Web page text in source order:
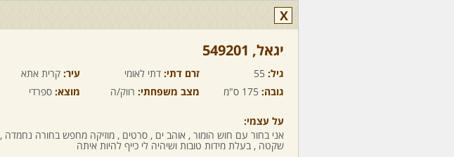
X
יגאל,‏ 549201
גיל: 55 זרם דתי: דתי לאומי עיר: קרית אתא
גובה: 175 ס"מ מצב משפחתי: רווק/ה מוצא: ספרדי
על עצמי:
אני בחור עם חוש הומור , אוהב ים , סרטים , מוזיקה מחפש בחורה נחמדה ,
שקטה , בעלת מידות טובות ושיהיה לי כייף להיות איתה